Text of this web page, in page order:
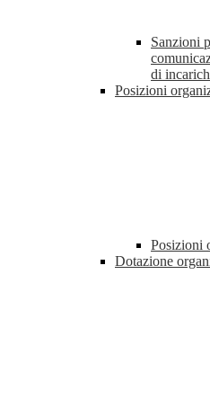
Sanzioni
di
Posizioni
Posizioni
Dotazione